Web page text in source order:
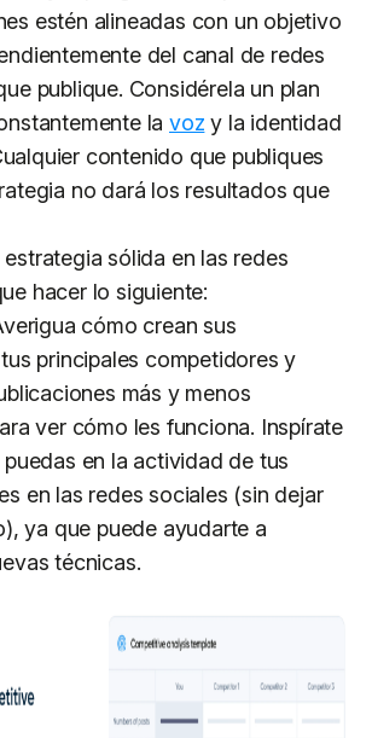
estén alineadas con un objetivo
del canal de redes
publique. Considérela un plan
la voz y la identidad
contenido que publiques
no dará los resultados que
estrategia sólida en las redes
hacer lo siguiente:
cómo crean sus
principales competidores y
más y menos
ver cómo les funciona. Inspírate
en la actividad de tus
en las redes sociales (sin dejar
ya que puede ayudarte a
técnicas.